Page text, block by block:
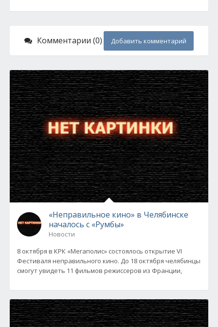
Комментарии (0) Добавить комментарий
«Неправильное кино» в Челябинске
началось с «Румбы»
Новости
8 октября в КРК «Мегаполис» состоялось открытие VI
Фестиваля неправильного кино. До 18 октября челябинцы
смогут увидеть 11 фильмов режиссеров из Франции,